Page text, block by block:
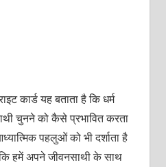
कार्ड यह बताता है कि धर्म
चुनने को कैसे प्रभावित करता
पहलुओं को भी दर्शाता है
हमें अपने जीवनसाथी के साथ